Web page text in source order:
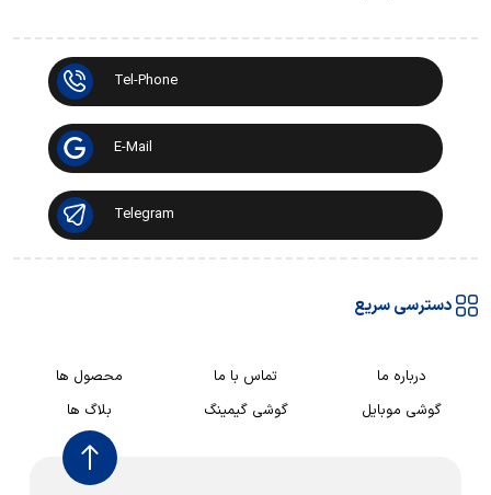
Tel-Phone
E-Mail
Telegram
دسترسی سریع
درباره ما تماس با ما
محصول ها
گوشی موبایل
گوشی گیمینگ بلاگ ها